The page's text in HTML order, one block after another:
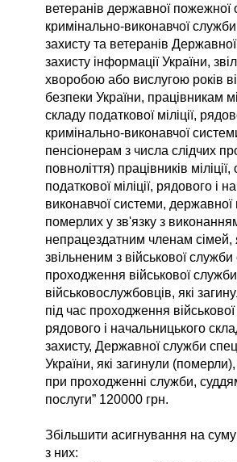
ветеранів державної
кримінально-виконавчої
захисту та ветеранів
захисту інформації України,
хворобою або вислугою років
безпеки України, працівникам
складу податкової міліції,
кримінально-виконавчої
пенсіонерам з числа слідчих
повноліття) працівників
податкової міліції, рядового і
виконавчої системи,
померлих у зв'язку з
непрацездатним членам сімей,
звільненим з військової
проходження військової
військовослужбовців, які
під час проходження
рядового і начальницького
захисту, Державної служби
України, які загинули
при проходженні служби,
послуги” 120000 грн.
Збільшити асигнування на
з них: